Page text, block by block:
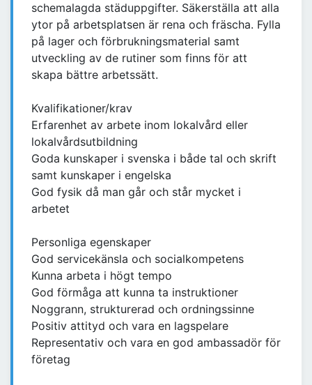
schemalagda städuppgifter. Säkerställa att alla
ytor på arbetsplatsen är rena och fräscha. Fylla
på lager och förbrukningsmaterial samt
utveckling av de rutiner som finns för att
skapa bättre arbetssätt.
Kvalifikationer/krav
Erfarenhet av arbete inom lokalvård eller
lokalvårdsutbildning
Goda kunskaper i svenska i både tal och skrift
samt kunskaper i engelska
God fysik då man går och står mycket i
arbetet
Personliga egenskaper
God servicekänsla och socialkompetens
Kunna arbeta i högt tempo
God förmåga att kunna ta instruktioner
Noggrann, strukturerad och ordningssinne
Positiv attityd och vara en lagspelare
Representativ och vara en god ambassadör för
företag